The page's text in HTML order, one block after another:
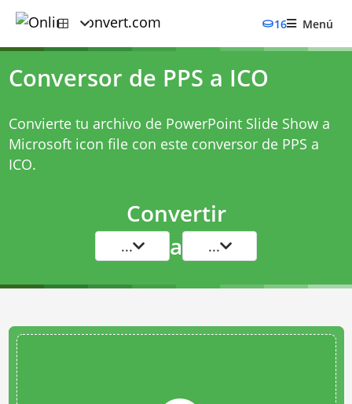
16 Menú
Conversor de PPS a ICO
Convierte tu archivo de PowerPoint Slide Show a
Microsoft icon file con este conversor de PPS a
ICO.
Convertir
... a ...